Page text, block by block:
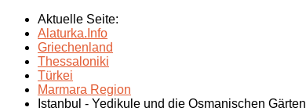
Aktuelle Seite:
Alaturka.Info
Griechenland
Thessaloniki
Türkei
Marmara Region
Istanbul - Yedikule und die Osmanischen Gärten